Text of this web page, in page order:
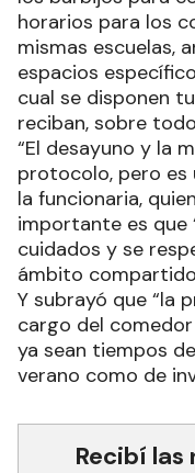
horarios para los
mismas escuelas,
espacios
cual se disponen
reciban, sobre
“El desayuno y la
protocolo, pero es
la funcionaria,
importante es que
cuidados y se
ámbito
Y subrayó que “la
cargo del
ya sean tiempos
verano como de
Recibí